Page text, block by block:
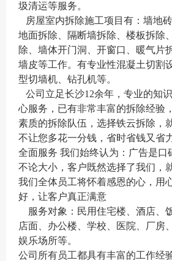
圾清运等服务。
房屋室内拆除施工项目有：墙地砖
地面拆除、隔断墙拆除、楼板拆除
除、墙体开门洞、开窗口、暖气片
墙皮等工作。有专业性混凝土切割
型切墙机、钻孔机等。
公司立足长沙12余年，专业的知
心服务，已有非常丰富的拆除经验
素质的拆除队伍，选择铁云拆除，
不让您多花一分钱，省时省钱又省
全面服务 我们始终认为：广告是口
不论大小，客户既然选择了我们，
我们全体员工将怀着感恩的心，用
好，让客户真正满意
服务对象：民用住宅楼、酒店、
店面、办公楼、学校、医院、厂房
娱乐场所等。
公司所有员工都具有丰富的工作经